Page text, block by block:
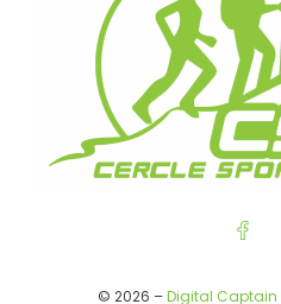
© 2026 –Digital Captain